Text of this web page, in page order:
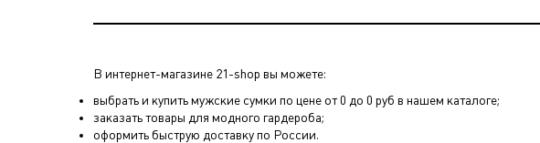
В интернет-магазине 21-shop вы можете:
выбрать и купить мужские сумки по цене от 0 до 0 руб в нашем каталоге;
заказать товары для модного гардероба;
оформить быструю доставку по России.